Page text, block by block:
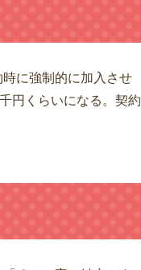
に強制的に加入させ
円くらいになる。契約